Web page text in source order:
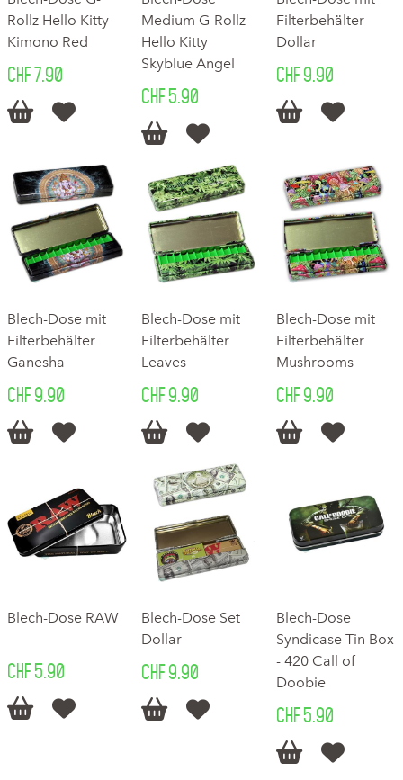
Rollz Hello Kitty
Kimono Red
CHF 7.90
 
Medium G-Rollz
Hello Kitty
Skyblue Angel
CHF 5.90
 
Filterbehälter
Dollar
CHF 9.90
 
Blech-Dose mit
Filterbehälter
Ganesha
CHF 9.90
 
Blech-Dose mit
Filterbehälter
Leaves
CHF 9.90
 
Blech-Dose mit
Filterbehälter
Mushrooms
CHF 9.90
 
Blech-Dose RAW
CHF 5.90
 
Blech-Dose Set
Dollar
CHF 9.90
 
Blech-Dose
Syndicase Tin Box
- 420 Call of
Doobie
CHF 5.90
 